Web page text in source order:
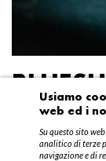
Federico
20 aprile – 15
Usiamo
web ed i
Su questo sito
analitico di terze
navigazione e di